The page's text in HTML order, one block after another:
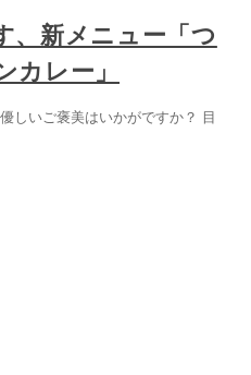
、新メニュー「つ
カレー」
しいご褒美はいかがですか？ 目